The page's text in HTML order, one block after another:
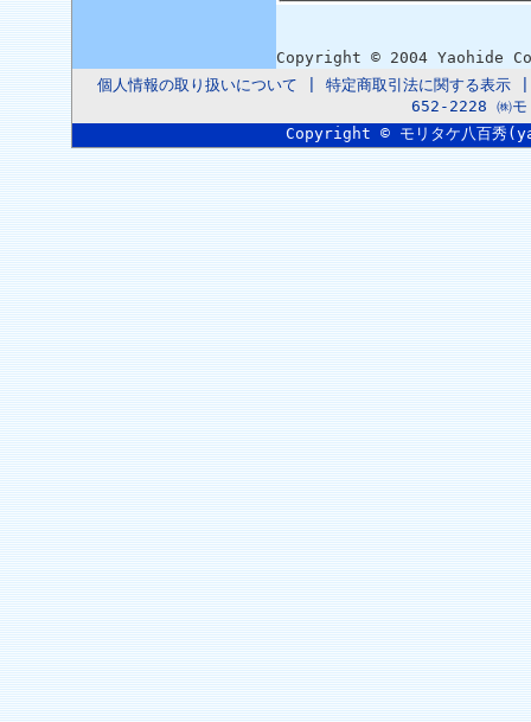
Copyright © 2004 Yaohide
個人情報の取り扱いについて
特定商取引法に関する表示
652-2228 ㈱モ
Copyright © モリタケ八百